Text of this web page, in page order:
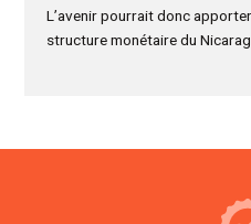
L’avenir pourrait donc
structure monétaire du